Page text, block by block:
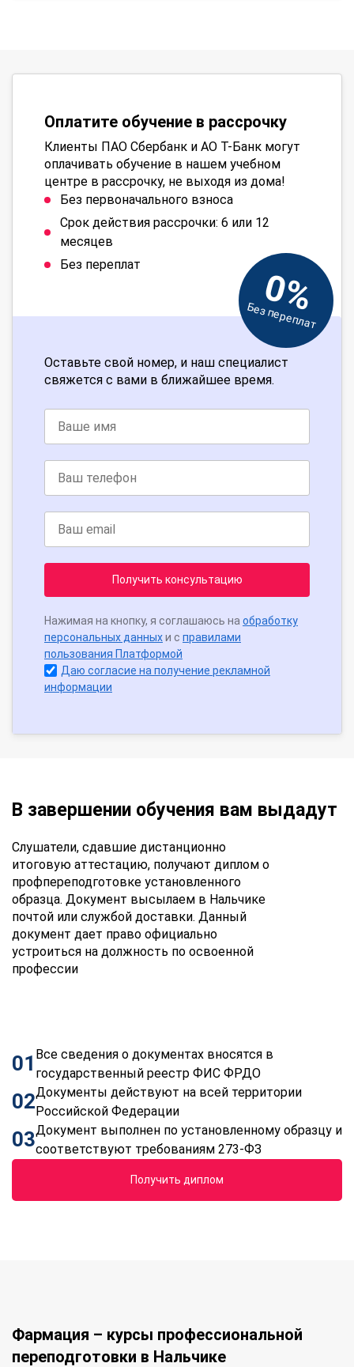
Оплатите обучение в рассрочку
Клиенты ПАО Сбербанк и АО Т-Банк могут
оплачивать обучение в нашем учебном
центре в рассрочку, не выходя из дома!
Без первоначального взноса
Срок действия рассрочки: 6 или 12
месяцев
Без переплат
0%
Без переплат
Оставьте свой номер, и наш специалист
свяжется с вами в ближайшее время.
Получить консультацию
Нажимая на кнопку, я соглашаюсь на обработку
персональных данныхи с правилами
пользования Платформой
Даю согласие на получение рекламной
информации
В завершении обучения вам выдадут
Слушатели, сдавшие дистанционно
итоговую аттестацию, получают диплом о
профпереподготовке установленного
образца. Документ высылаем в Нальчике
почтой или службой доставки. Данный
документ дает право официально
устроиться на должность по освоенной
профессии
01 Все сведения о документах вносятся в
государственный реестр ФИС ФРДО
02Документы действуют на всей территории
Российской Федерации
03Документ выполнен по установленному образцу и
соответствуют требованиям 273-ФЗ
Получить диплом
Фармация – курсы профессиональной
переподготовки в Нальчике